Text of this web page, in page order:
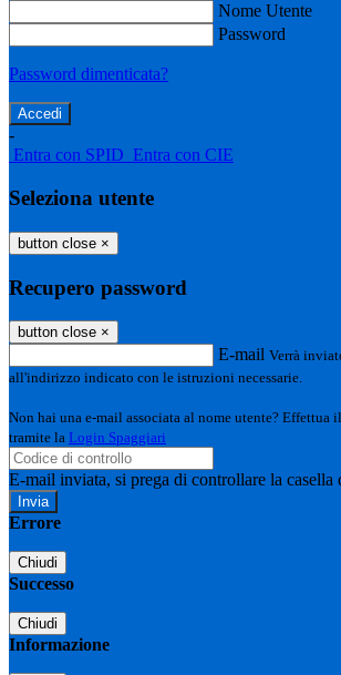
Nome Utente
Password
Password dimenticata?
-
Entra con SPID Entra con CIE
Seleziona utente
button close ×
Recupero password
button close ×
E-mail Verrà
all'indirizzo indicato con le istruzioni necessarie.
Non hai una e-mail associata al nome utente? Effettua
tramite la Login Spaggiari
E-mail inviata, si prega di controllare la casella
Errore
Chiudi
Successo
Chiudi
Informazione